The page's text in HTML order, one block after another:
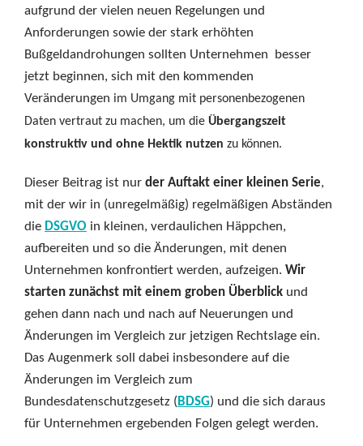
aufgrund der vielen neuen Regelungen und
Anforderungen sowie der stark erhöhten
Bußgeldandrohungen sollten Unternehmen besser
jetzt beginnen, sich mit den kommenden
Veränderungen im Umgang mit personenbezogenen
Daten vertraut zu machen, um die Übergangszeit
konstruktiv und ohne Hektik nutzen zu können.
Dieser Beitrag ist nur der Auftakt einer kleinen Serie,
mit der wir in (unregelmäßig) regelmäßigen Abständen
die DSGVO in kleinen, verdaulichen Häppchen,
aufbereiten und so die Änderungen, mit denen
Unternehmen konfrontiert werden, aufzeigen. Wir
starten zunächst mit einem groben Überblick und
gehen dann nach und nach auf Neuerungen und
Änderungen im Vergleich zur jetzigen Rechtslage ein.
Das Augenmerk soll dabei insbesondere auf die
Änderungen im Vergleich zum
Bundesdatenschutzgesetz ( BDSG) und die sich daraus
für Unternehmen ergebenden Folgen gelegt werden.